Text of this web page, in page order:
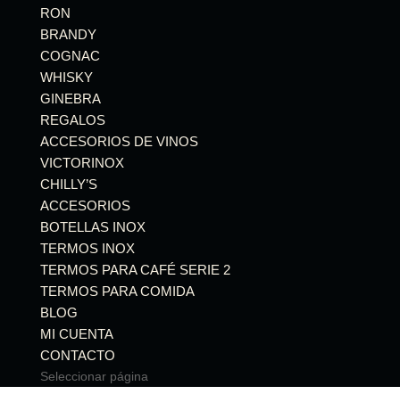
RON
BRANDY
COGNAC
WHISKY
GINEBRA
REGALOS
ACCESORIOS DE VINOS
VICTORINOX
CHILLY’S
ACCESORIOS
BOTELLAS INOX
TERMOS INOX
TERMOS PARA CAFÉ SERIE 2
TERMOS PARA COMIDA
BLOG
MI CUENTA
CONTACTO
Seleccionar página